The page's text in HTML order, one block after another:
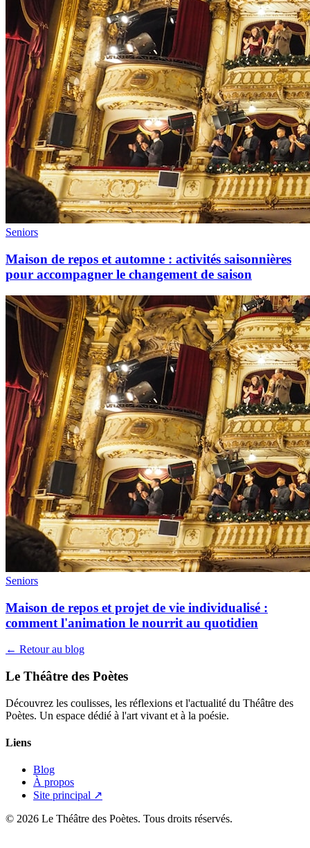
Seniors
Maison de repos et automne : activités saisonnières
pour accompagner le changement de saison
Seniors
Maison de repos et projet de vie individualisé :
comment l'animation le nourrit au quotidien
← Retour au blog
Le Théâtre des Poètes
Découvrez les coulisses, les réflexions et l'actualité du Théâtre des
Poètes. Un espace dédié à l'art vivant et à la poésie.
Liens
Blog
À propos
Site principal ↗
© 2026 Le Théâtre des Poètes. Tous droits réservés.